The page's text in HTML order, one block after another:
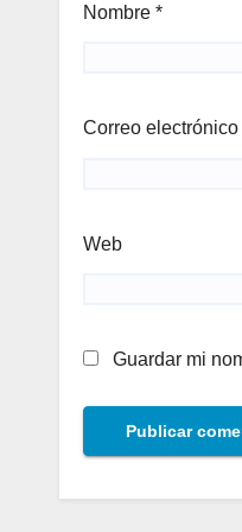
Nombre *
Correo electrónico
Web
Guardar mi